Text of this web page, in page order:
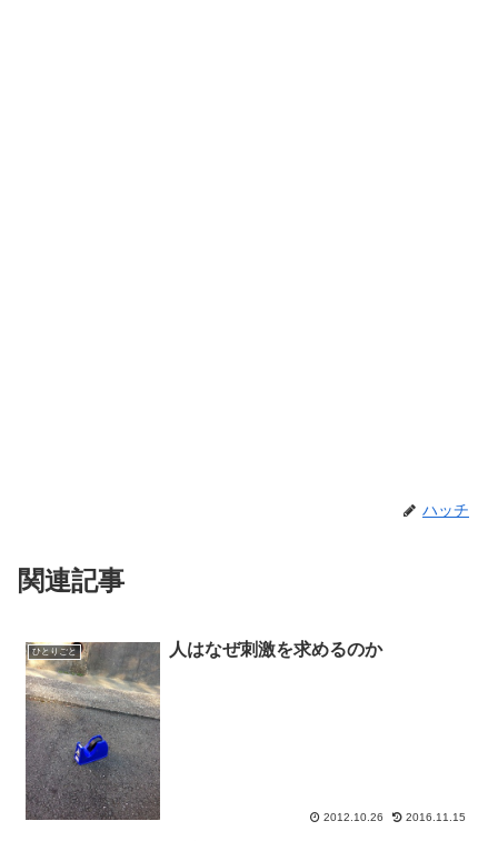
ハッチ
関連記事
ひとりごと 人はなぜ刺激を求めるのか
2012.10.26 2016.11.15